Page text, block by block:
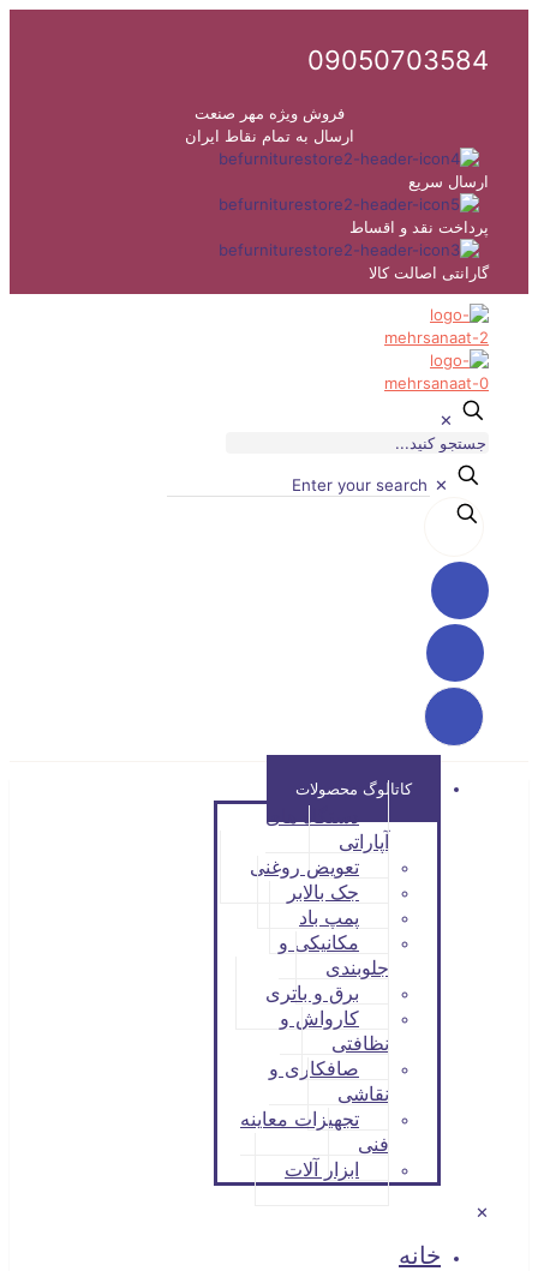
09050703584
فروش ویژه مهر صنعت
ارسال به تمام نقاط ایران
ارسال سریع
پرداخت نقد و اقساط
گارانتی اصالت کالا
✕
✕
کاتالوگ محصولات
دستگاه های
آپاراتی
تعویض روغنی
جک بالابر
پمپ باد
مکانیکی و
جلوبندی
برق و باتری
کارواش و
نظافتی
صافکاری و
نقاشی
تجهیزات معاینه
فنی
ابزار آلات
✕
خانه